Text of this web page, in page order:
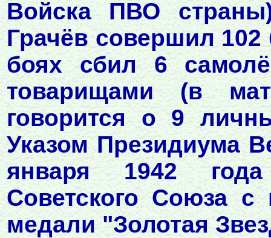
Войска ПВО
Грачёв совершил
боях сбил 6
товарищами (в
говорится о 9
Указом Президиума
января 1942
Советского Союза
медали "Золотая